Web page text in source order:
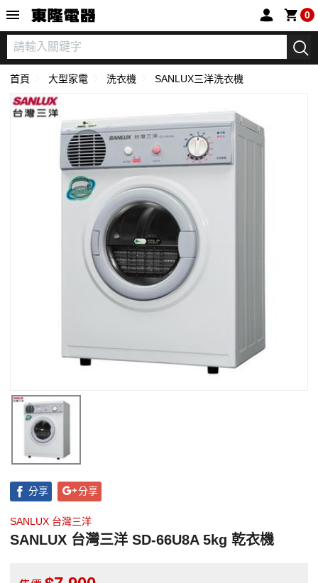
0
首頁 大型家電 洗衣機 SANLUX三洋洗衣機
分享 分享
SANLUX 台灣三洋
SANLUX 台灣三洋 SD-66U8A 5kg 乾衣機